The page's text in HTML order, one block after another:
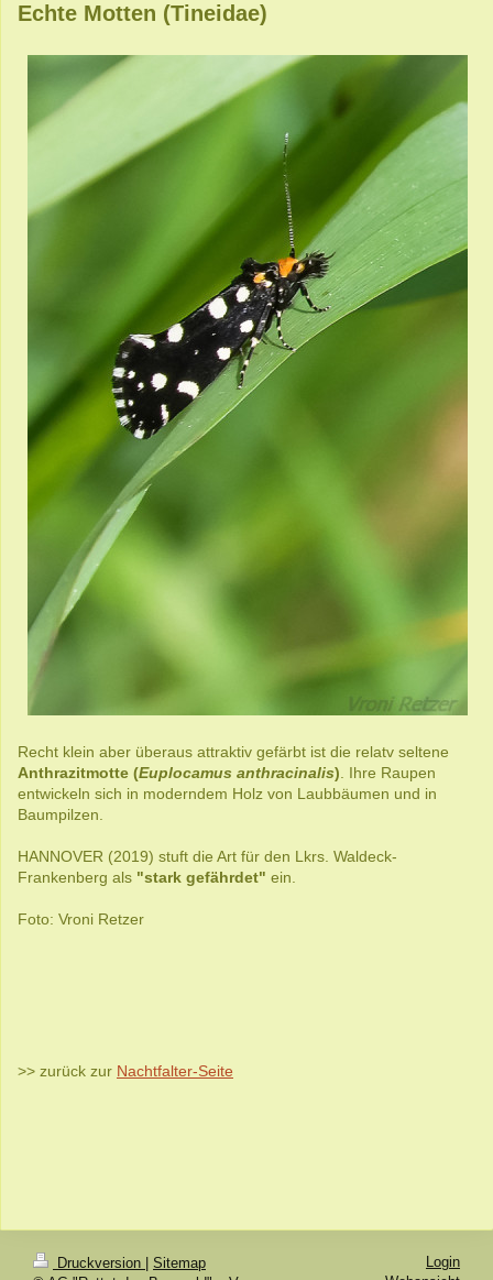
Echte Motten (Tineidae)
Recht klein aber überaus attraktiv gefärbt ist die relatv seltene
Anthrazitmotte (Euplocamus anthracinalis). Ihre Raupen
entwickeln sich in moderndem Holz von Laubbäumen und in
Baumpilzen.
HANNOVER (2019) stuft die Art für den Lkrs. Waldeck-
Frankenberg als "stark gefährdet" ein.
Foto: Vroni Retzer
>> zurück zur Nachtfalter-Seite
Druckversion
Sitemap
Login